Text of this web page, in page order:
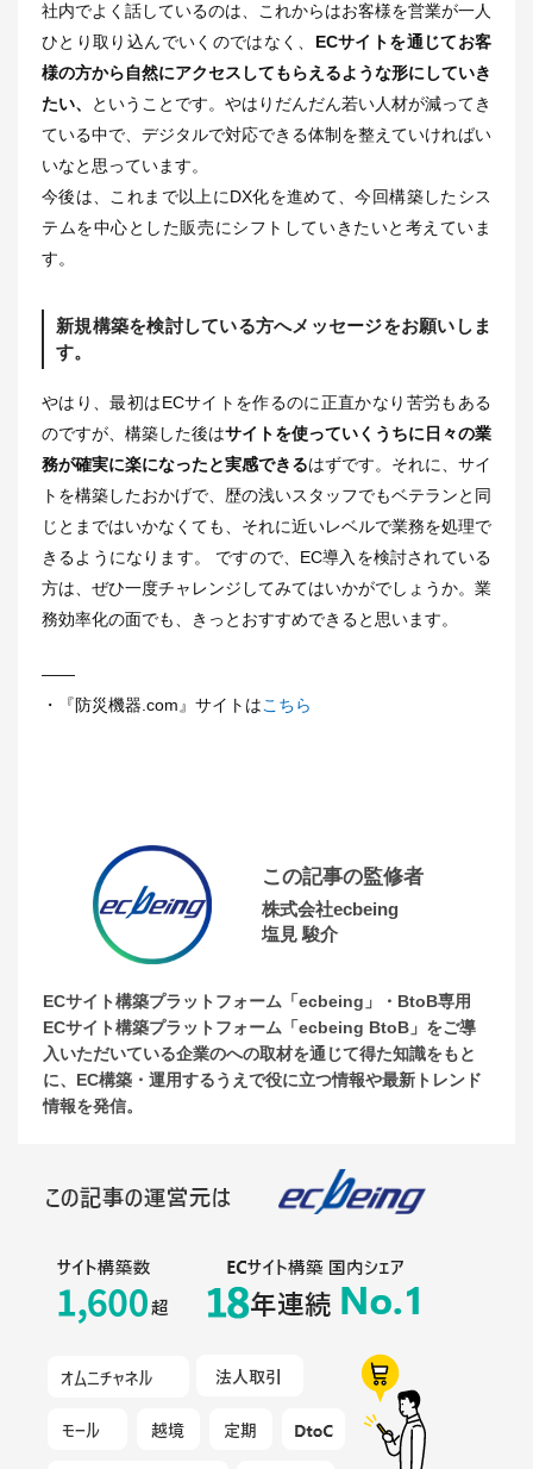
社内でよく話しているのは、これからはお客様を営業が一人
ひとり取り込んでいくのではなく、 ECサイトを通じてお客
様の方から自然にアクセスしてもらえるような形にしていき
たい、
ということです。やはりだんだん若い人材が減ってき
ている中で、デジタルで対応できる体制を整えていければい
いなと思っています。
今後は、これまで以上にDX化を進めて、今回構築したシス
テムを中心とした販売にシフトしていきたいと考えていま
す。
新規構築を検討している方へメッセージをお願いしま
す。
やはり、最初はECサイトを作るのに正直かなり苦労もある
のですが、構築した後はサイトを使っていくうちに日々の業
務が確実に楽になったと実感できるはずです。それに、サイ
トを構築したおかげで、歴の浅いスタッフでもベテランと同
じとまではいかなくても、それに近いレベルで業務を処理で
きるようになります。 ですので、EC導入を検討されている
方は、ぜひ一度チャレンジしてみてはいかがでしょうか。業
務効率化の面でも、きっとおすすめできると思います。
――
・『防災機器.com』サイトはこちら
この記事の監修者
株式会社ecbeing
塩見 駿介
ECサイト構築プラットフォーム「ecbeing」・BtoB専用
ECサイト構築プラットフォーム「ecbeing BtoB」をご導
入いただいている企業のへの取材を通じて得た知識をもと
に、EC構築・運用するうえで役に立つ情報や最新トレンド
情報を発信。